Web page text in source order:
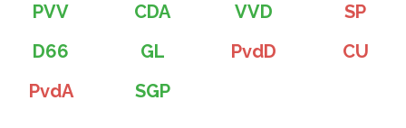
PVV CDA VVD
SP
D66
GL PvdD
CU
PvdA
SGP